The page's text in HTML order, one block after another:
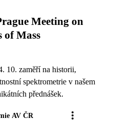
Meeting on
of Mass
spektrometrie v našem
přednášek.
AV ČR